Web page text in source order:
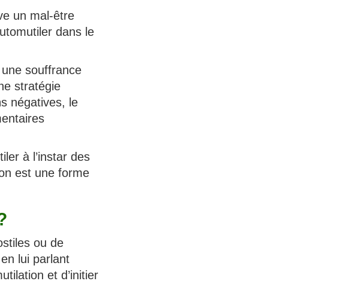
un mal-être
dans le
souffrance
stratégie
négatives, le
à l’instar des
est une forme
ou de
lui parlant
et d’initier